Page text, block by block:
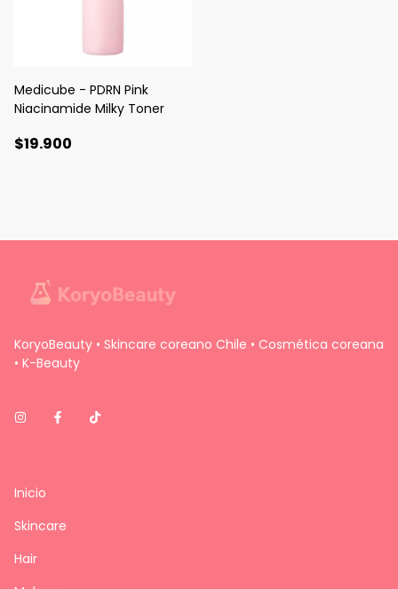
Medicube - PDRN Pink
Niacinamide Milky Toner
$19.900
KoryoBeauty • Skincare coreano Chile • Cosmética coreana
• K-Beauty
Inicio
Skincare
Hair